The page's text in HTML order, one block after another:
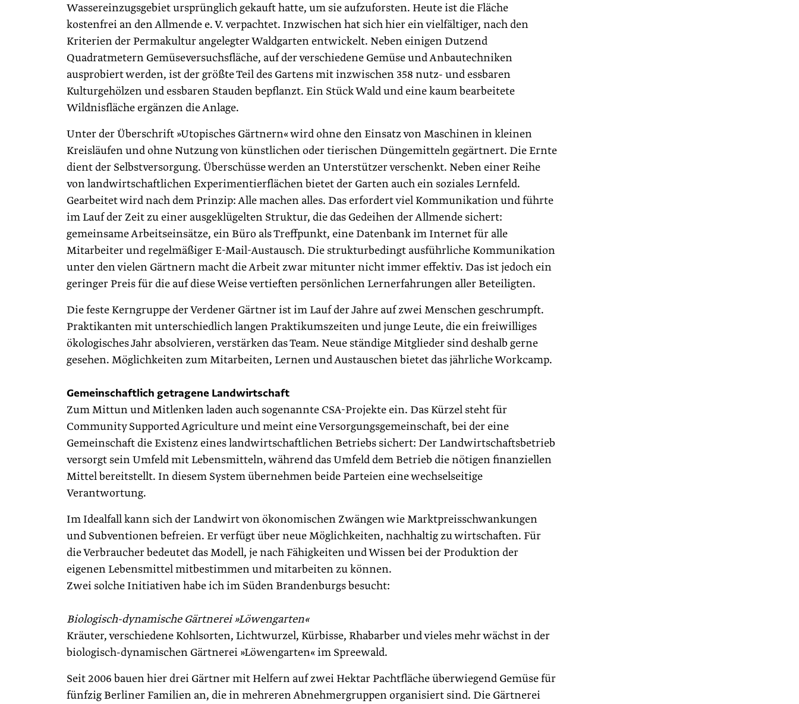
Wassereinzugsgebiet ursprünglich gekauft hatte, um sie aufzuforsten. Heute ist die Fläche
kostenfrei an den Allmende e. V. verpachtet. Inzwischen hat sich hier ein vielfältiger, nach den
Kriterien der Permakultur angelegter Waldgarten entwickelt. Neben einigen Dutzend
Quadratmetern Gemüseversuchsfläche, auf der verschiedene Gemüse und Anbautechniken
ausprobiert werden, ist der größte Teil des Gartens mit inzwischen 358 nutz- und essbaren
Kulturgehölzen und essbaren Stauden bepflanzt. Ein Stück Wald und eine kaum bearbeitete
Wildnisfläche ergänzen die Anlage.
Unter der Überschrift »Utopisches Gärtnern« wird ohne den Einsatz von Maschinen in kleinen
Kreisläufen und ohne Nutzung von künstlichen oder tierischen Düngemitteln gegärtnert. Die Ernte
dient der Selbstversorgung. Überschüsse werden an Unterstützer verschenkt. Neben einer Reihe
von landwirtschaftlichen Experimentierflächen bietet der Garten auch ein soziales Lernfeld.
Gearbeitet wird nach dem Prinzip: Alle machen alles. Das erfordert viel Kommunikation und führte
im Lauf der Zeit zu einer ausgeklügelten Struktur, die das Gedeihen der Allmende ­sichert:
gemeinsame Arbeitseinsätze, ein Büro als Treffpunkt, eine Datenbank im Internet für alle
Mitarbeiter und regelmäßiger E-Mail-Austausch. Die strukturbedingt ausführliche Kommunikation
unter den vielen Gärtnern macht die Arbeit zwar mitunter nicht immer effektiv. Das ist jedoch ein
geringer Preis für die auf diese Weise vertieften persönlichen Lernerfahrungen aller Beteiligten.
Die feste Kerngruppe der Verdener Gärtner ist im Lauf der Jahre auf zwei Menschen geschrumpft.
Praktikanten mit unterschiedlich langen Praktikumszeiten und junge Leute, die ein freiwilliges
ökologisches Jahr absolvieren, verstärken das Team. Neue ständige Mitglieder sind deshalb gerne
gesehen. Möglichkeiten zum Mitarbeiten, Lernen und Austauschen bietet das jährliche Workcamp.
Gemeinschaftlich getragene Landwirtschaft
Zum Mittun und Mitlenken laden auch sogenannte CSA-Projekte ein. Das Kürzel steht für
Community Supported Agriculture und meint eine Versorgungsgemeinschaft, bei der eine
Gemeinschaft die Existenz eines landwirtschaftlichen Betriebs sichert: Der Landwirtschaftsbetrieb
versorgt sein Umfeld mit Lebensmitteln, während das Umfeld dem Betrieb die nötigen finanziellen
Mittel bereitstellt. In diesem System übernehmen beide Parteien eine wechselseitige
Verantwortung.
Im Idealfall kann sich der Landwirt von ökonomi­schen Zwängen wie Marktpreisschwankungen
und Subventionen befreien. Er verfügt über neue Möglichkeiten, nachhaltig zu wirtschaften. Für
die Verbraucher bedeutet das Modell, je nach Fähigkeiten und Wissen bei der Produktion der
eigenen Lebensmittel mitbestimmen und mitarbeiten zu können.
Zwei solche Initiativen habe ich im Süden Brandenburgs besucht:
Biologisch-dynamische Gärtnerei »Löwengarten«
Kräuter, verschiedene Kohlsorten, Lichtwurzel, Kürbisse, Rhabarber und vieles mehr wächst in der
biologisch-dynamischen Gärtnerei »Löwengarten« im Spreewald.
Seit 2006 bauen hier drei Gärtner mit Helfern auf zwei Hektar Pachtfläche überwiegend Gemüse für
fünfzig Berliner Familien an, die in mehreren Abnehmergruppen organisiert sind. Die Gärtnerei